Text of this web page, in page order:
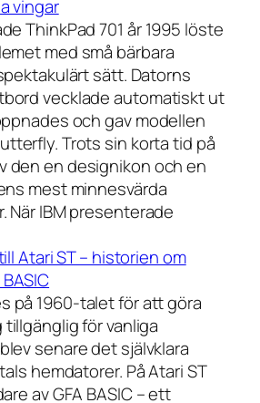
vingar
ThinkPad 701 år 1995 löste
med små bärbara
sätt. Datorns
vecklade automatiskt ut
och gav modellen
Trots sin korta tid på
den en designikon och en
mest minnesvärda
När IBM presenterade
Atari ST – historien om
på 1960-talet för att göra
för vanliga
senare det självklara
hemdatorer. På Atari ST
av GFA BASIC – ett